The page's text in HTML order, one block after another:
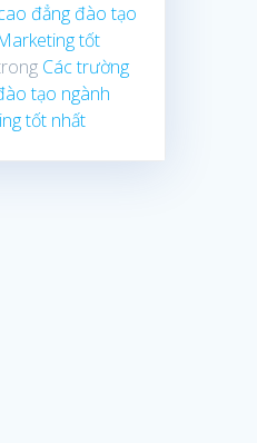
đẳng đào tạo
tốt
Các trường
tạo ngành
tốt nhất